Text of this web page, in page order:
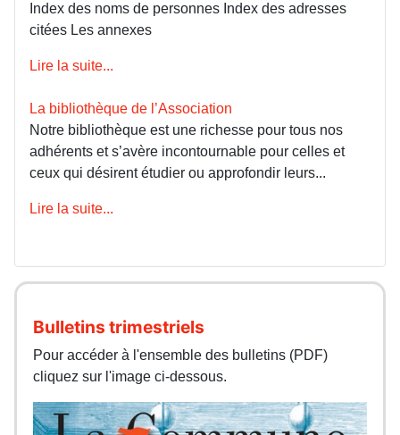
Index des noms de personnes Index des adresses
citées Les annexes
Lire la suite...
La bibliothèque de l’Association
Notre bibliothèque est une richesse pour tous nos
adhérents et s’avère incontournable pour celles et
ceux qui désirent étudier ou approfondir leurs...
Lire la suite...
Bulletins trimestriels
Pour accéder à l'ensemble des bulletins (PDF)
cliquez sur l'image ci-dessous.